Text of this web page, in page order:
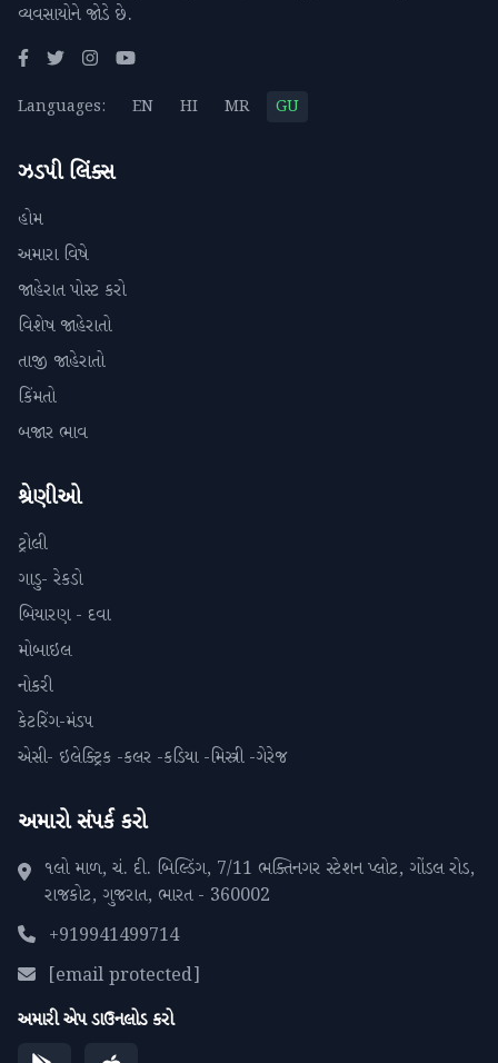
વ્યવસાયોને જોડે છે.
Languages: EN HI MR GU
ઝડપી લિંક્સ
હોમ
અમારા વિષે
જાહેરાત પોસ્ટ કરો
વિશેષ જાહેરાતો
તાજી જાહેરાતો
કિંમતો
બજાર ભાવ
શ્રેણીઓ
ટ્રોલી
ગાડુ- રેકડો
બિયારણ - દવા
મોબાઇલ
નોકરી
કેટરિંગ-મંડપ
એસી- ઇલેક્ટ્રિક -કલર -કડિયા -મિસ્ત્રી -ગેરેજ
અમારો સંપર્ક કરો
૧લો માળ, ચં. દી. બિલ્ડિંગ, 7/11 ભક્તિનગર સ્ટેશન પ્લોટ, ગોંડલ રોડ,
રાજકોટ, ગુજરાત, ભારત - 360002
+919941499714
[email protected]
અમારી એપ ડાઉનલોડ કરો